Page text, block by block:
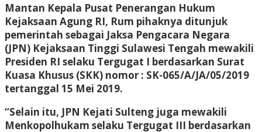
Mantan Kepala Pusat Penerangan Hukum
Kejaksaan Agung RI, Rum pihaknya ditunjuk
pemerintah sebagai Jaksa Pengacara Negara
(JPN) Kejaksaan Tinggi Sulawesi Tengah mewakili
Presiden RI selaku Tergugat I berdasarkan Surat
Kuasa Khusus (SKK) nomor : SK-065/A/JA/05/2019
tertanggal 15 Mei 2019.
“Selain itu, JPN Kejati Sulteng juga mewakili
Menkopolhukam selaku Tergugat III berdasarkan